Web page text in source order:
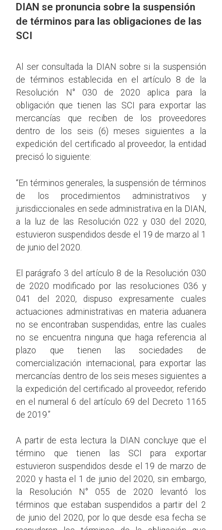
DIAN se pronuncia sobre la suspensión
de términos para las obligaciones de las
SCI
Al ser consultada la DIAN sobre si la suspensión
de términos establecida en el artículo 8 de la
Resolución N° 030 de 2020 aplica para la
obligación que tienen las SCI para exportar las
mercancías que reciben de los proveedores
dentro de los seis (6) meses siguientes a la
expedición del certificado al proveedor, la entidad
precisó lo siguiente:
“En términos generales, la suspensión de términos
de los procedimientos administrativos y
jurisdiccionales en sede administrativa en la DIAN,
a la luz de las Resolución 022 y 030 del 2020,
estuvieron suspendidos desde el 19 de marzo al 1
de junio del 2020.
El parágrafo 3 del artículo 8 de la Resolución 030
de 2020 modificado por las resoluciones 036 y
041 del 2020, dispuso expresamente cuales
actuaciones administrativas en materia aduanera
no se encontraban suspendidas, entre las cuales
no se encuentra ninguna que haga referencia al
plazo que tienen las sociedades de
comercialización internacional, para exportar las
mercancías dentro de los seis meses siguientes a
la expedición del certificado al proveedor, referido
en el numeral 6 del artículo 69 del Decreto 1165
de 2019.”
A partir de esta lectura la DIAN concluye que el
término que tienen las SCI para exportar
estuvieron suspendidos desde el 19 de marzo de
2020 y hasta el 1 de junio del 2020, sin embargo,
la Resolución N° 055 de 2020 levantó los
términos que estaban suspendidos a partir del 2
de junio del 2020, por lo que desde esa fecha se